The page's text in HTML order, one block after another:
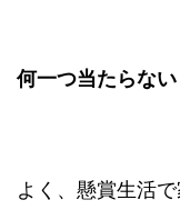
何一つ当たらない
よく、懸賞生活